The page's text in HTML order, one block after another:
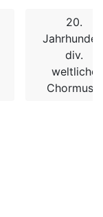
20.
div.
weltliche
Chormusik